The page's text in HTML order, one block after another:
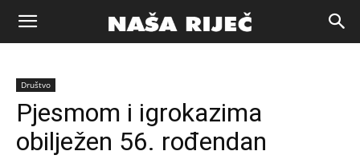
Naša
riječ
Društvo
Pjesmom i igrokazima
obilježen 56. rođendan